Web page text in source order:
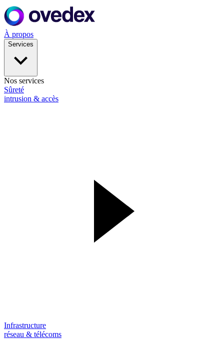
À propos
Services
Nos services
Sûreté
intrusion & accès
Infrastructure
réseau & télécoms